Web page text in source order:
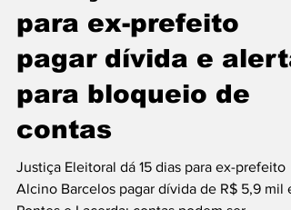
Justiça dá 15 dias
para ex-prefeito
pagar dívida e alerta
para bloqueio de
contas
Justiça Eleitoral dá 15 dias para ex-prefeito